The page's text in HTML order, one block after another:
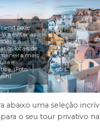
pode
a evitar as
e a
os locais de
mais
e
(Foto:
abaixo uma seleção
para o seu tour privativo na